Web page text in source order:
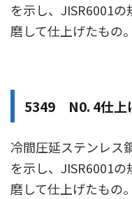
を示し、JISR6001
磨して仕上げたもの。
5349 N0. 4仕上
冷間圧延ステンレス
を示し、JISR6001
磨して仕上げたもの。